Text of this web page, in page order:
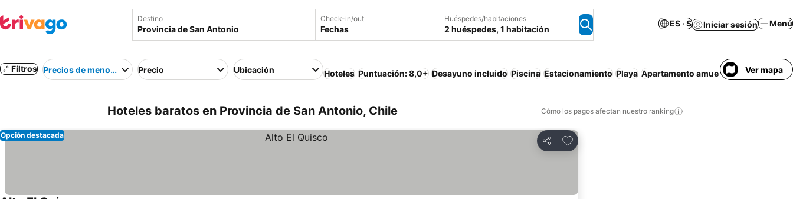
Destino Check-in/out
Fechas
Huéspedes/habitaciones
2 huéspedes, 1 habitación
ES · $ Iniciar sesión Menú
Filtros Precios de menor a mayorPrecio Ubicación Hoteles Puntuación: 8,0+ Desayuno incluido Piscina Estacionamiento Playa Apartamento amueblado Ver mapa
Hoteles baratos en Provincia de San Antonio, Chile Cómo los pagos afectan nuestro ranking
Compartir
Agregar a favoritos
Opción destacada